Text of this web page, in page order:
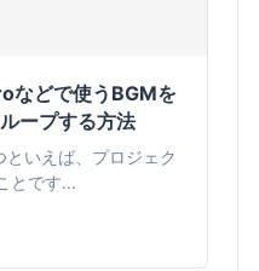
どで使うBGMを
ープする方法
いえば、プロジェク
とです...